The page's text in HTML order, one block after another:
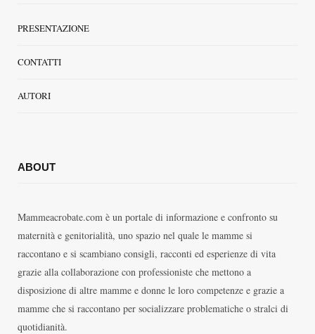
PRESENTAZIONE
CONTATTI
AUTORI
ABOUT
Mammeacrobate.com è un portale di informazione e confronto su
maternità e genitorialità, uno spazio nel quale le mamme si
raccontano e si scambiano consigli, racconti ed esperienze di vita
grazie alla collaborazione con professioniste che mettono a
disposizione di altre mamme e donne le loro competenze e grazie a
mamme che si raccontano per socializzare problematiche o stralci di
quotidianità.